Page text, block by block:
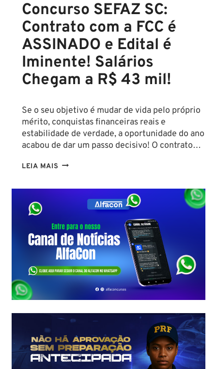
Concurso SEFAZ SC:
Contrato com a FCC é
ASSINADO e Edital é
Iminente! Salários
Chegam a R$ 43 mil!
Se o seu objetivo é mudar de vida pelo próprio
mérito, conquistas financeiras reais e
estabilidade de verdade, a oportunidade do ano
acabou de dar um passo decisivo! O contrato…
LEIA MAIS CONCURSO
SC:
CONTRATO
A
FCC
É
ASSINADO
E
EDITAL
SALÁRIOS
A
R$
43